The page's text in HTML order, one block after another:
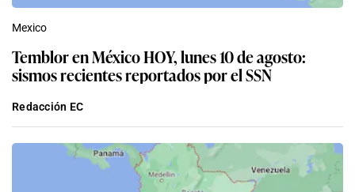
Mexico
Temblor en México HOY, lunes 10 de agosto:
sismos recientes reportados por el SSN
Redacción EC